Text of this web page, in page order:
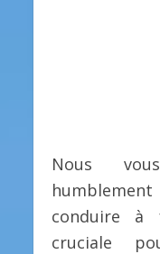
Nous
conduire à
cruciale